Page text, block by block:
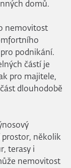
domů.
nemovitost
podnikání.
částí je
pro majitele,
dlouhodobě
prostor, několik
terasy i
nemovitost